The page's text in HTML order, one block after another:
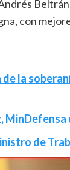
con
la
de